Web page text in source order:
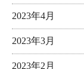
2023年4月
2023年3月
2023年2月